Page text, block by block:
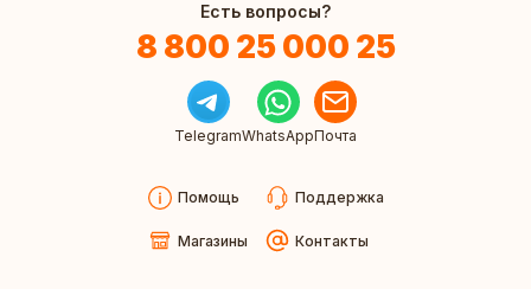
Есть вопросы?
8 800 25 000 25
TelegramWhatsAppПочта
Помощь Поддержка
Магазины Контакты